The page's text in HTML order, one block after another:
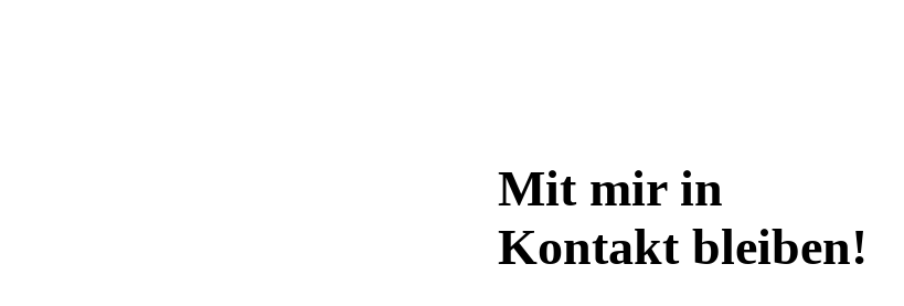
Mit mir in
Kontakt bleiben!